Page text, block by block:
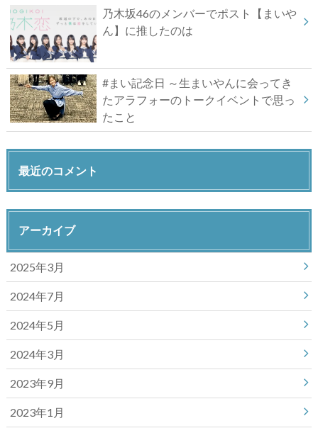
乃木坂46のメンバーでポスト【まいや
ん】に推したのは
#まい記念日 ～生まいやんに会ってき
たアラフォーのトークイベントで思っ
たこと
最近のコメント
アーカイブ
2025年3月
2024年7月
2024年5月
2024年3月
2023年9月
2023年1月